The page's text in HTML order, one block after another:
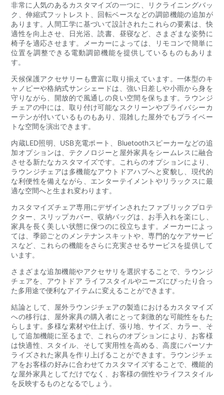
非常に人気のあるカスタマイズの一つに、リクライニングバッ
ク、伸縮式フットレスト、回転ベースなどの調節機能の追加が
あります。人間工学に基づいて設計されたこれらの要素は、快
適性を向上させ、日光浴、読書、昼寝など、さまざまな姿勢に
椅子を適応させます。メーカーによっては、リモコンで簡単に
位置を調整できる電動調節機能を提供しているものもありま
す。
天候保護アクセサリーも豊富に取り揃えています。一体型のキ
ャノピーや格納式サンシェードは、強い日差しや小雨から身を
守りながら、開放的で風通しの良い空間を保ちます。ラウンジ
チェアの中には、取り付け可能なスクリーンやプライバシーカ
ーテンが付いているものもあり、混雑した屋外でもプライベー
トな空間を演出できます。
内蔵LED照明、USB充電ポート、Bluetoothスピーカーなどの追
加オプションは、テクノロジーと屋外家具をシームレスに融合
させる新たなカスタマイズです。これらのオプションにより、
ラウンジチェアは多機能なアウトドアハブへと変貌し、現代的
な利便性を備えながら、エンターテイメントやリラックスに最
適な空間へと生まれ変わります。
カスタマイズチェア専用にデザインされたファブリックプロテ
クター、スリップカバー、収納バッグは、お手入れを楽にし、
家具を長く美しい状態に保つのに役立ちます。メーカーによっ
ては、季節ごとのメンテナンスキットや、専門的なケアサービ
スなど、これらの機能をさらに充実させるサービスを提供して
います。
さまざまな追加機能やアクセサリを選択することで、ラウンジ
チェアを、アウトドア ライフスタイルやニーズにぴったり合っ
た多用途で便利なアイテムに変えることができます。
結論として、屋外ラウンジチェアの製造におけるカスタマイズ
への移行は、屋外家具の購入者にとって刺激的な可能性をもた
らします。多様な素材や仕上げ、張り地、サイズ、カラー、そ
して追加機能に至るまで、これらのオプションにより、お客様
は快適性、スタイル、そして実用性を高める、高度にパーソナ
ライズされた家具を作り上げることができます。ラウンジチェ
アをお客様の好みに合わせてカスタマイズすることで、機能的
な屋外家具としてだけでなく、お客様の個性やライフスタイル
を反映するものとなるでしょう。